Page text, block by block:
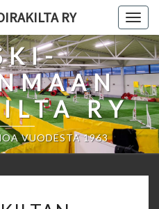
RY
RY
VUODESTA 1963